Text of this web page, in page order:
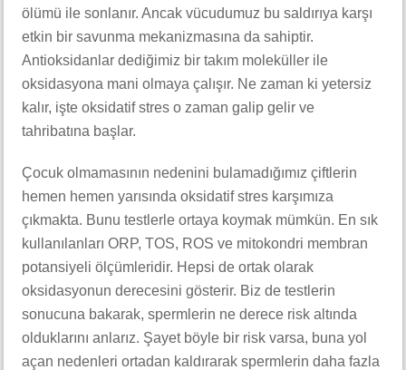
ölümü ile sonlanır. Ancak vücudumuz bu saldırıya karşı
etkin bir savunma mekanizmasına da sahiptir.
Antioksidanlar dediğimiz bir takım moleküller ile
oksidasyona mani olmaya çalışır. Ne zaman ki yetersiz
kalır, işte oksidatif stres o zaman galip gelir ve
tahribatına başlar.
Çocuk olmamasının nedenini bulamadığımız çiftlerin
hemen hemen yarısında oksidatif stres karşımıza
çıkmakta. Bunu testlerle ortaya koymak mümkün. En sık
kullanılanları ORP, TOS, ROS ve mitokondri membran
potansiyeli ölçümleridir. Hepsi de ortak olarak
oksidasyonun derecesini gösterir. Biz de testlerin
sonucuna bakarak, spermlerin ne derece risk altında
olduklarını anlarız. Şayet böyle bir risk varsa, buna yol
açan nedenleri ortadan kaldırarak spermlerin daha fazla